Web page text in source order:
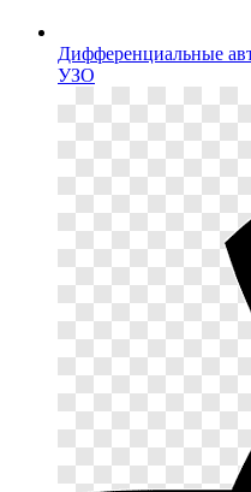
Дифференциальные
УЗО